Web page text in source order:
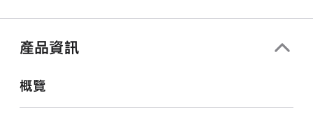
開
產品資訊
概覽